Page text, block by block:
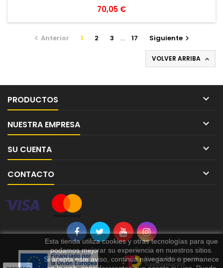
Precio
70,05 €
 Anterior 1 2 3 … 17 Siguiente
VOLVER ARRIBA 
PRODUCTOS 
NUESTRA EMPRESA 
SU CUENTA 
CONTACTO 
Esta tienda utiliza cookies y otras tecnologías para que
podamos mejorar su experiencia en nuestros sitios.
Si acepta este aviso, continúa navegando o permanece